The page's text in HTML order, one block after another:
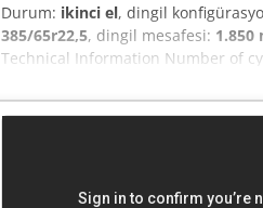
Durum: ikinci el, dingil
385/65r22,5, dingil mesafesi: 1.850
Technical Information Number of
brand: Deutz Axle Configuration
Weights Unladen weight: 11,820 kg